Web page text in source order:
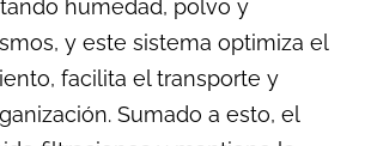
humedad, polvo y
y este sistema optimiza el
facilita el transporte y
Sumado a esto, el